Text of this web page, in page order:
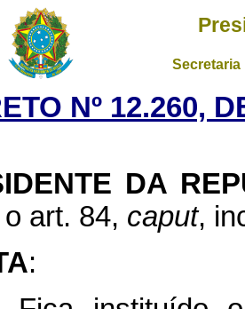
Nº 12.260,
DA
o art. 84, caput,
: